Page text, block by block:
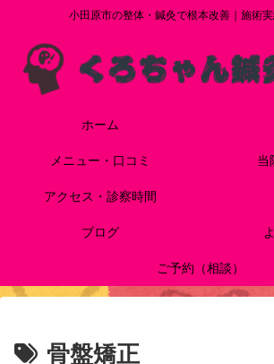
小田原市の整体・鍼灸で根本改善｜施術
ホーム
メニュー・口コミ 当
アクセス・診察時間
ブログ
ご予約（相談）
骨盤矯正